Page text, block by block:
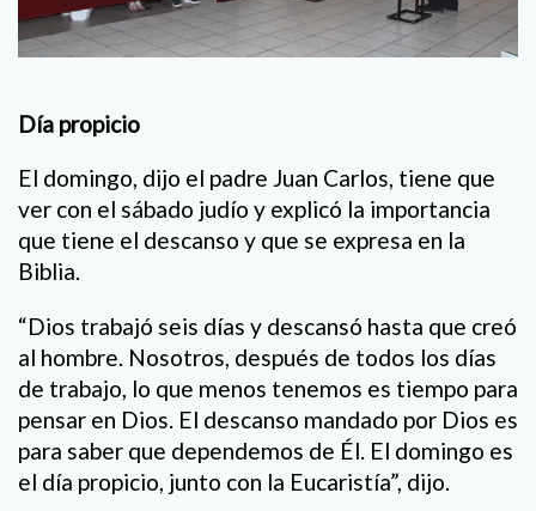
Día propicio
El domingo, dijo el padre Juan Carlos, tiene que
ver con el sábado judío y explicó la importancia
que tiene el descanso y que se expresa en la
Biblia.
“Dios trabajó seis días y descansó hasta que creó
al hombre. Nosotros, después de todos los días
de trabajo, lo que menos tenemos es tiempo para
pensar en Dios. El descanso mandado por Dios es
para saber que dependemos de Él. El domingo es
el día propicio, junto con la Eucaristía”, dijo.